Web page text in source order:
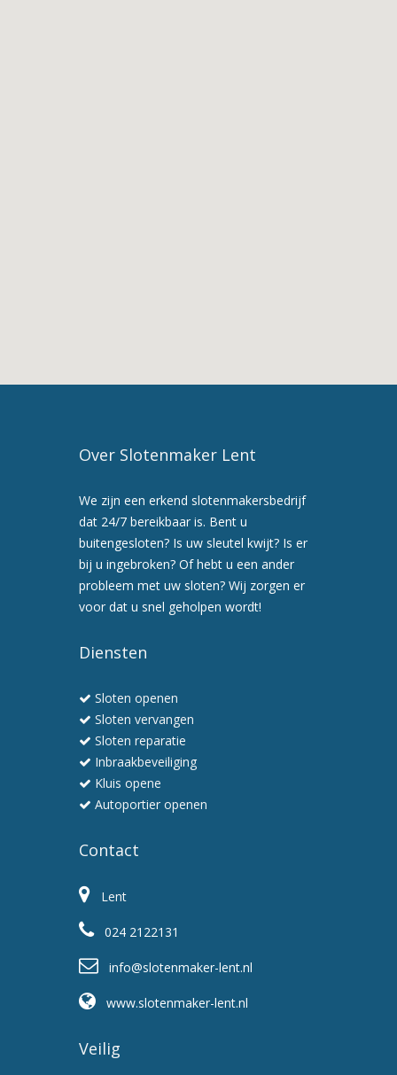
Slotenmaker
afspraak
preventiebezoek
professioneel
Over Slotenmaker Lent
We zijn een erkend slotenmakersbedrijf
dat 24/7 bereikbaar is. Bent u
buitengesloten? Is uw sleutel kwijt? Is er
bij u ingebroken? Of hebt u een ander
probleem met uw sloten? Wij zorgen er
voor dat u snel geholpen wordt!
Diensten
Sloten openen
Sloten vervangen
Sloten reparatie
Inbraakbeveiliging
Kluis opene
Autoportier openen
Contact
Lent
024 2122131
info@slotenmaker-lent.nl
www.slotenmaker-lent.nl
Veilig